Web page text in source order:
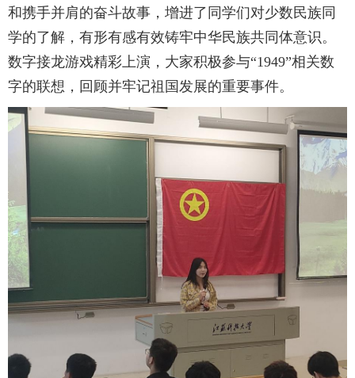
和携手并肩的奋斗故事，增进了同学们对少数民族同
学的了解，有形有感有效铸牢中华民族共同体意识。
数字接龙游戏精彩上演，大家积极参与“1949”相关数
字的联想，回顾并牢记祖国发展的重要事件。